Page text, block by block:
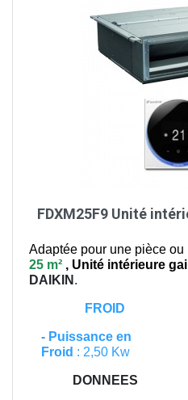
FDXM25F9 Unité
Adaptée pour une pièce
25 m² , Unité intérieure
DAIKIN .
FROID
- Puissance en
Froid : 2,50 Kw
DONNEES